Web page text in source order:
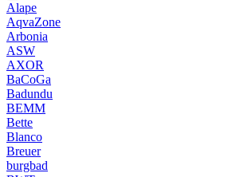
Alape
AqvaZone
Arbonia
ASW
AXOR
BaCoGa
Badundu
BEMM
Bette
Blanco
Breuer
burgbad